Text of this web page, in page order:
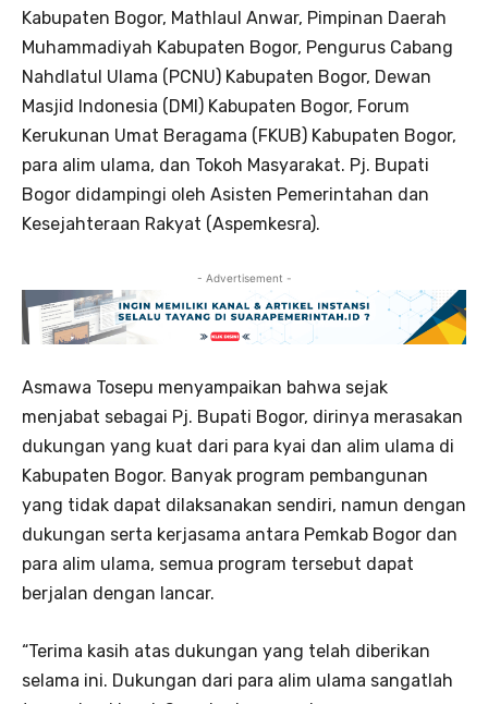
Kabupaten Bogor, Mathlaul Anwar, Pimpinan Daerah
Muhammadiyah Kabupaten Bogor, Pengurus Cabang
Nahdlatul Ulama (PCNU) Kabupaten Bogor, Dewan
Masjid Indonesia (DMI) Kabupaten Bogor, Forum
Kerukunan Umat Beragama (FKUB) Kabupaten Bogor,
para alim ulama, dan Tokoh Masyarakat. Pj. Bupati
Bogor didampingi oleh Asisten Pemerintahan dan
Kesejahteraan Rakyat (Aspemkesra).
- Advertisement -
Asmawa Tosepu menyampaikan bahwa sejak
menjabat sebagai Pj. Bupati Bogor, dirinya merasakan
dukungan yang kuat dari para kyai dan alim ulama di
Kabupaten Bogor. Banyak program pembangunan
yang tidak dapat dilaksanakan sendiri, namun dengan
dukungan serta kerjasama antara Pemkab Bogor dan
para alim ulama, semua program tersebut dapat
berjalan dengan lancar.
“Terima kasih atas dukungan yang telah diberikan
selama ini. Dukungan dari para alim ulama sangatlah